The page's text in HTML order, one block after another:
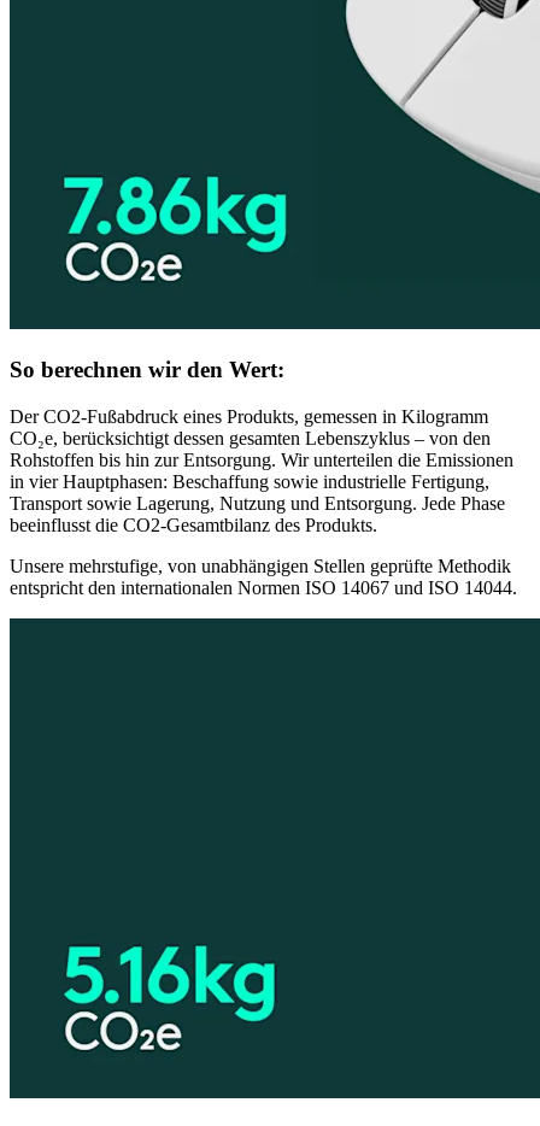
So berechnen wir den Wert:
Der CO2-Fußabdruck eines Produkts, gemessen in Kilogramm
CO₂e, berücksichtigt dessen gesamten Lebenszyklus – von den
Rohstoffen bis hin zur Entsorgung. Wir unterteilen die Emissionen
in vier Hauptphasen: Beschaffung sowie industrielle Fertigung,
Transport sowie Lagerung, Nutzung und Entsorgung. Jede Phase
beeinflusst die CO2-Gesamtbilanz des Produkts.
Unsere mehrstufige, von unabhängigen Stellen geprüfte Methodik
entspricht den internationalen Normen ISO 14067 und ISO 14044.